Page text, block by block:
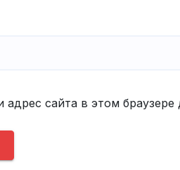
адрес сайта в этом